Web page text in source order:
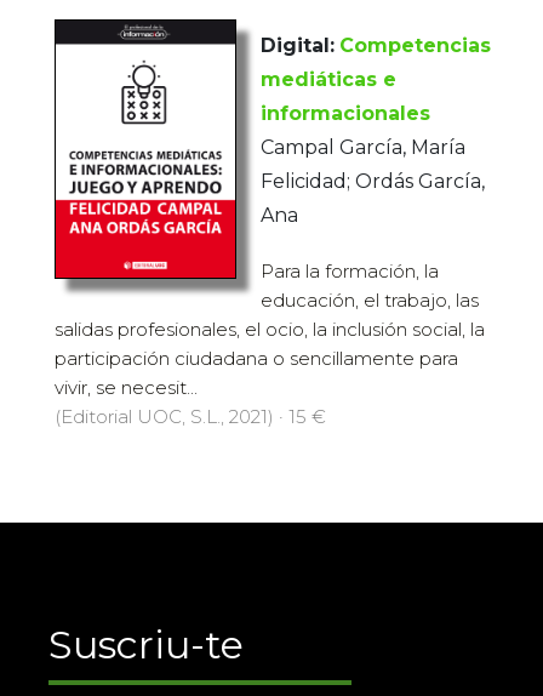
Digital: Competencias
mediáticas e
informacionales
Campal García, María
Felicidad; Ordás García,
Ana
Para la formación, la
educación, el trabajo, las
salidas profesionales, el ocio, la inclusión social, la
participación ciudadana o sencillamente para
vivir, se necesit...
(Editorial UOC, S.L., 2021) · 15 €
Suscriu-te